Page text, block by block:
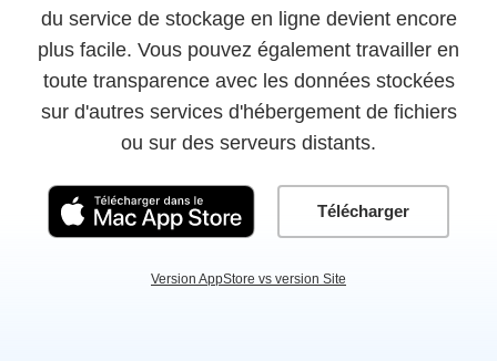
du service de stockage en ligne devient encore
plus facile. Vous pouvez également travailler en
toute transparence avec les données stockées
sur d'autres services d'hébergement de fichiers
ou sur des serveurs distants.
Télécharger
Version AppStore vs version Site